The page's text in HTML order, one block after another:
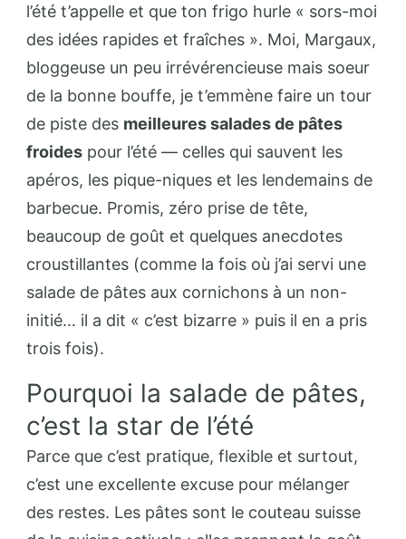
l’été t’appelle et que ton frigo hurle « sors-moi
des idées rapides et fraîches ». Moi, Margaux,
bloggeuse un peu irrévérencieuse mais soeur
de la bonne bouffe, je t’emmène faire un tour
de piste des meilleures salades de pâtes
froides pour l’été — celles qui sauvent les
apéros, les pique-niques et les lendemains de
barbecue. Promis, zéro prise de tête,
beaucoup de goût et quelques anecdotes
croustillantes (comme la fois où j’ai servi une
salade de pâtes aux cornichons à un non-
initié… il a dit « c’est bizarre » puis il en a pris
trois fois).
Pourquoi la salade de pâtes,
c’est la star de l’été
Parce que c’est pratique, flexible et surtout,
c’est une excellente excuse pour mélanger
des restes. Les pâtes sont le couteau suisse